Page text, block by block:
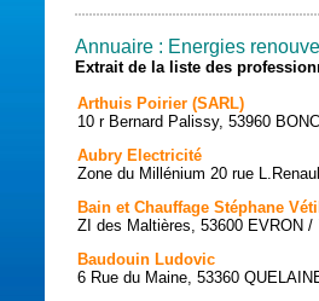
Annuaire : Energies
Extrait de la liste des
Arthuis Poirier (SARL)
10 r Bernard Palissy, 53960
Aubry Electricité
Zone du Millénium 20 rue
Bain et Chauffage Stéphane
ZI des Maltières, 53600 EVRON /
Baudouin Ludovic
6 Rue du Maine, 53360